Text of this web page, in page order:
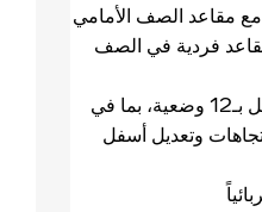
مع مقاعد الصف الأمامي
ومقاعد فردية في الصف
• مقاعد أمامية قابلة للتعديل بـ12 وضعية، بما في
تعديل كهربائي في 8 اتجاهات وتعديل أسفل